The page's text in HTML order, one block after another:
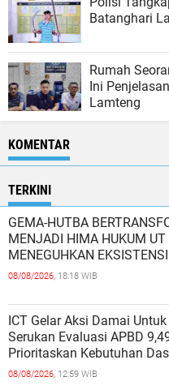
Batanghari
Rumah
Ini
Lamteng
KOMENTAR
TERKINI
GEMA-HUTBA
MENJADI HIMA HUKUM UT
MENEGUHKAN
MAHASISWA HUKUM
08/08/2026, 18:18 WIB
ICT Gelar Aksi Damai
Serukan Evaluasi APBD
Prioritaskan Kebutuhan
Belum Saat nya Butuh
08/08/2026, 12:59 WIB